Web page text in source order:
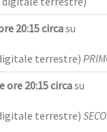
20:15 circasu
terrestre)
ore 20:15 circasu
terrestre)